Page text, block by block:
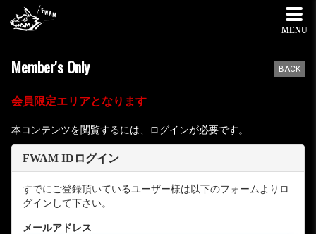
MENU
Member's Only BACK
会員限定エリアとなります
本コンテンツを閲覧するには、ログインが必要です。
FWAM IDログイン
すでにご登録頂いているユーザー様は以下のフォームよりロ
グインして下さい。
メールアドレス